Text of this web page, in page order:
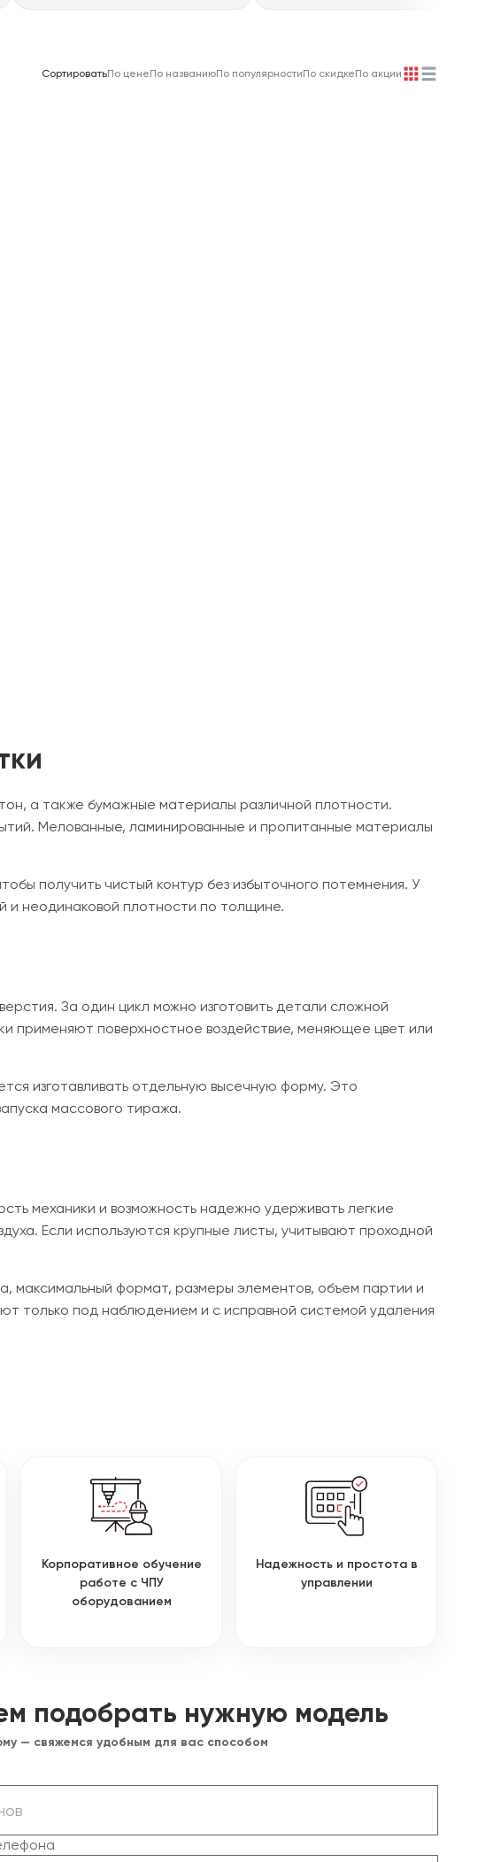
СортироватьПо ценеПо названиюПо популярностиПо скидкеПо акции
а также бумажные материалы различной плотности.
Мелованные, ламинированные и пропитанные материалы
получить чистый контур без избыточного потемнения. У
и неодинаковой плотности по толщине.
За один цикл можно изготовить детали сложной
применяют поверхностное воздействие, меняющее цвет или
изготавливать отдельную высечную форму. Это
массового тиража.
механики и возможность надежно удерживать легкие
Если используются крупные листы, учитывают проходной
максимальный формат, размеры элементов, объем партии и
только под наблюдением и с исправной системой удаления
Корпоративное обучение
работе с ЧПУ
оборудованием
Надежность и простота в
управлении
подобрать нужную модель
— свяжемся удобным для вас способом